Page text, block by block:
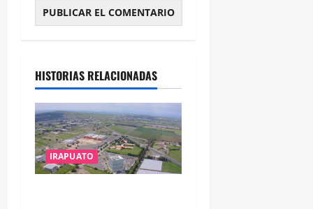
HISTORIAS RELACIONADAS
IRAPUATO